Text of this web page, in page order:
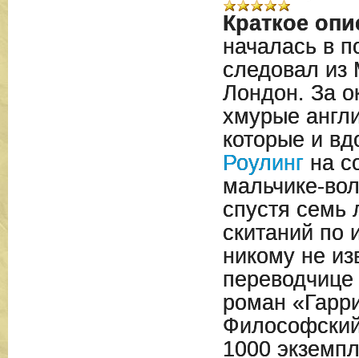
Краткое
началась в
следовал из
Лондон. За
хмурые
которые и
Роулингна
мальчике-
спустя семь
скитаний по
никому не
переводчице
роман
1000